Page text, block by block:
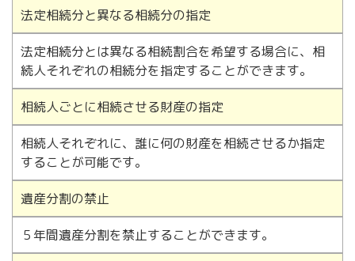
法定相続分と異なる相続分の指定
法定相続分とは異なる相続割合を希望する場合に、相
続人それぞれの相続分を指定することができます。
相続人ごとに相続させる財産の指定
相続人それぞれに、誰に何の財産を相続させるか指定
することが可能です。
遺産分割の禁止
５年間遺産分割を禁止することができます。